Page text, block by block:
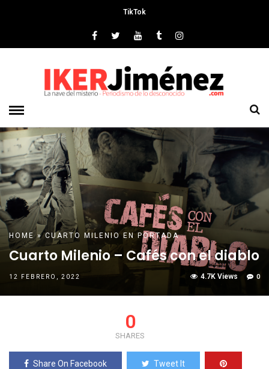
TikTok
HOME»CUARTO MILENIO EN PORTADA
Cuarto Milenio – Cafés con el diablo
12 FEBRERO, 2022 0
4.7K Views
0
SHARES
Share On Facebook Tweet It